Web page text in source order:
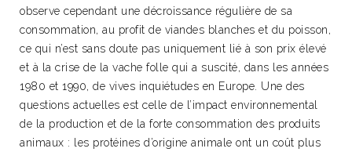
observe cependant une décroissance régulière de sa
consommation, au profit de viandes blanches et du poisson,
ce qui n’est sans doute pas uniquement lié à son prix élevé
et à la crise de la vache folle qui a suscité, dans les années
1980 et 1990, de vives inquiétudes en Europe. Une des
questions actuelles est celle de l’impact environnemental
de la production et de la forte consommation des produits
animaux : les protéines d’origine animale ont un coût plus